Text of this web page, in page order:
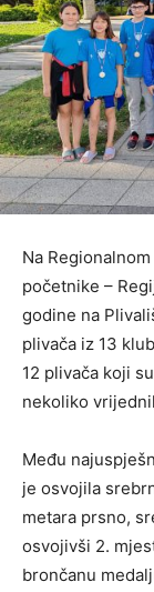
Na
početnike –
godine na
plivača iz 13
12 plivača koji
nekoliko
Među
je osvojila
metara prsno,
osvojivši 2.
brončanu